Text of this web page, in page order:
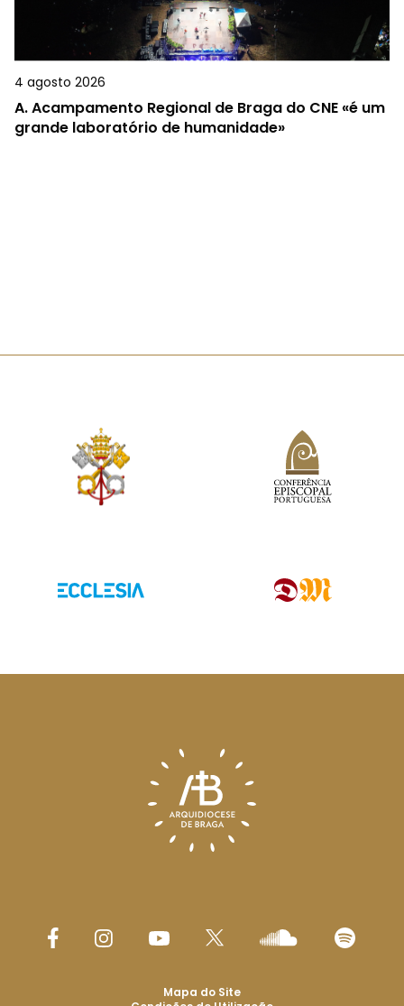
4 agosto 2026
A.Acampamento Regional de Braga do CNE «é um
grande laboratório de humanidade»
Mapa do Site